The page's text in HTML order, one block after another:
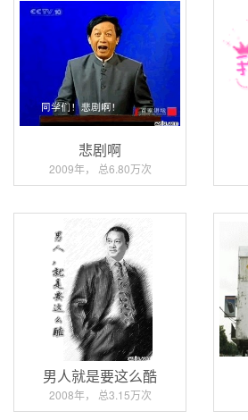
悲剧啊
2009年， 总6.80万次
男人就是要这么酷
2008年， 总3.15万次